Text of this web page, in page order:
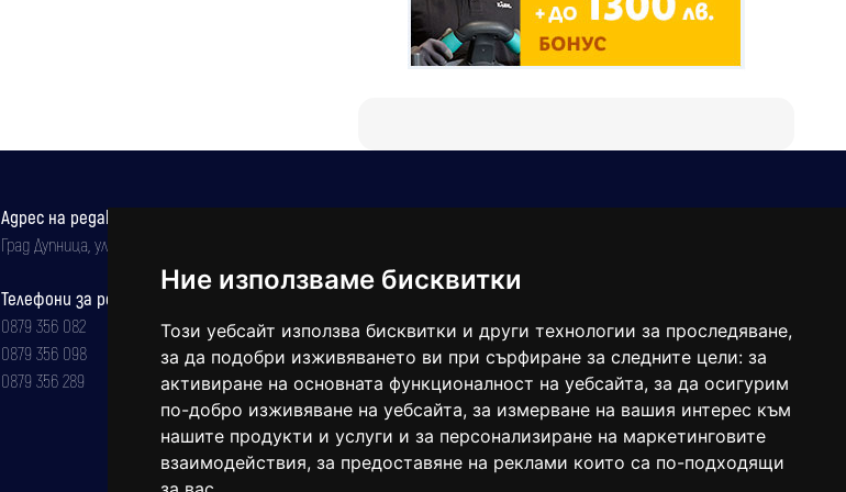
Ние използваме бисквитки
Този уебсайт използва бисквитки и други технологии за проследяване,
за да подобри изживяването ви при сърфиране за следните цели: за
активиране на основната функционалност на уебсайта, за да осигурим
по-добро изживяване на уебсайта, за измерване на вашия интерес към
нашите продукти и услуги и за персонализиране на маркетинговите
взаимодействия, за предоставяне на реклами които са по-подходящи
Адрес на редакцията
Град Дупница, ул.''Христо Ботев" 43
Телефони за реклама и абонаменти
0879 356 082
0879 356 098
0879 356 289
balgarkanews@gmail.com